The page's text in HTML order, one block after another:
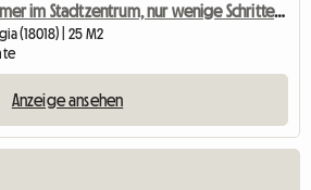
Arma di Taggia: Ein Zimmer im Stadtzentrum, nur wenige Schritte vom Meer entfernt.
(18018) | 25 M2
Anzeige ansehen